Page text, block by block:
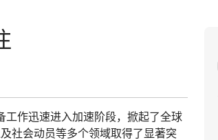
作迅速进入加速阶段，掀起了全球
社会动员等多个领域取得了显著突